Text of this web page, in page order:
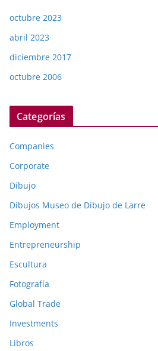
octubre 2023
abril 2023
diciembre 2017
octubre 2006
Categorías
Companies
Corporate
Dibujo
Dibujos Museo de Dibujo de Larre
Employment
Entrepreneurship
Escultura
Fotografía
Global Trade
Investments
Libros